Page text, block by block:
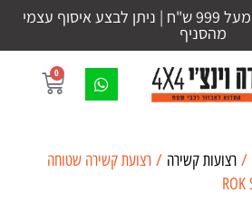
משלוח חינם בהזמנות מעל 999 ש"ח | ניתן לבצע איסוף עצמי
מהסניף
0
/ רצועות קשירה / רצועת קשירה שטוחה